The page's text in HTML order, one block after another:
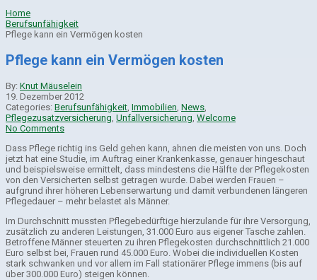
Home
Berufsunfähigkeit
Pflege kann ein Vermögen kosten
Pflege kann ein Vermögen kosten
By: Knut Mäuselein
19. Dezember 2012
Categories: Berufsunfähigkeit Immobilien News
Pflegezusatzversicherung Unfallversicherung Welcome
No Comments
Dass Pflege richtig ins Geld gehen kann, ahnen die meisten von uns. Doch
jetzt hat eine Studie, im Auftrag einer Krankenkasse, genauer hingeschaut
und beispielsweise ermittelt, dass mindestens die Hälfte der Pflegekosten
von den Versicherten selbst getragen wurde. Dabei werden Frauen –
aufgrund ihrer höheren Lebenserwartung und damit verbundenen längeren
Pflegedauer – mehr belastet als Männer.
Im Durchschnitt mussten Pflegebedürftige hierzulande für ihre Versorgung,
zusätzlich zu anderen Leistungen, 31.000 Euro aus eigener Tasche zahlen.
Betroffene Männer steuerten zu ihren Pflegekosten durchschnittlich 21.000
Euro selbst bei, Frauen rund 45.000 Euro. Wobei die individuellen Kosten
stark schwanken und vor allem im Fall stationärer Pflege immens (bis auf
über 300.000 Euro) steigen können.